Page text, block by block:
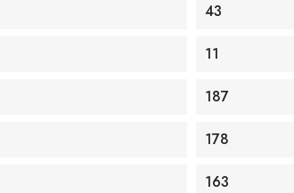
43
11
187
178
163